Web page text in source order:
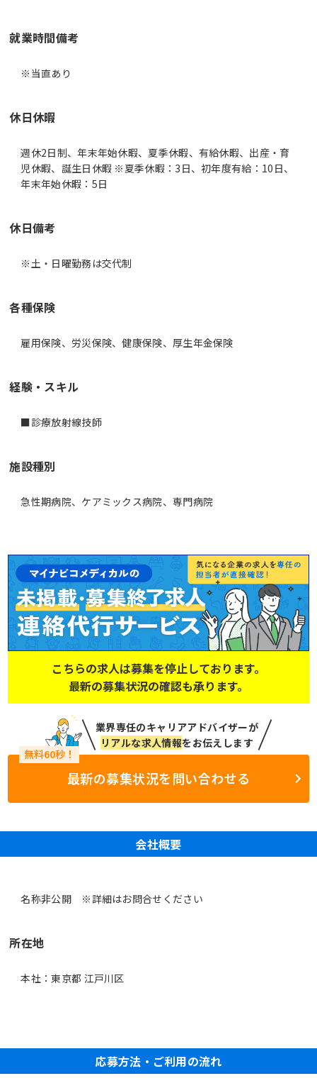
就業時間備考
休日休暇
週休2日制、年末年始休暇、夏季休暇、有給休暇、出産・育
児休暇、誕生日休暇 ※夏季休暇：3日、初年度有給：10日、
年末年始休暇：5日
休日備考
※土・日曜勤務は交代制
各種保険
雇用保険、労災保険、健康保険、厚生年金保険
経験・スキル
■診療放射線技師
施設種別
急性期病院、ケアミックス病院、専門病院
こちらの求人は募集を停止しております。
最新の募集状況の確認も承ります。
業界専任のキャリアアドバイザーが
リアルな求人情報をお伝えします
最新の募集状況を問い合わせる
会社概要
名称非公開 ※詳細はお問合せください
所在地
本社：東京都 江戸川区
応募方法・ご利用の流れ